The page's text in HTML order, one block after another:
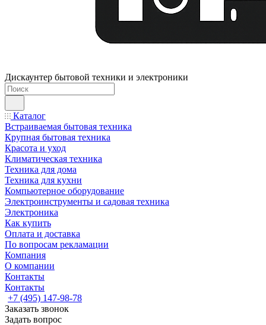
Дискаунтер бытовой техники и электроники
Каталог
Встраиваемая бытовая техника
Крупная бытовая техника
Красота и уход
Климатическая техника
Техника для дома
Техника для кухни
Компьютерное оборудование
Электроинструменты и садовая техника
Электроника
Как купить
Оплата и доставка
По вопросам рекламации
Компания
О компании
Контакты
Контакты
+7 (495) 147-98-78
Заказать звонок
Задать вопрос